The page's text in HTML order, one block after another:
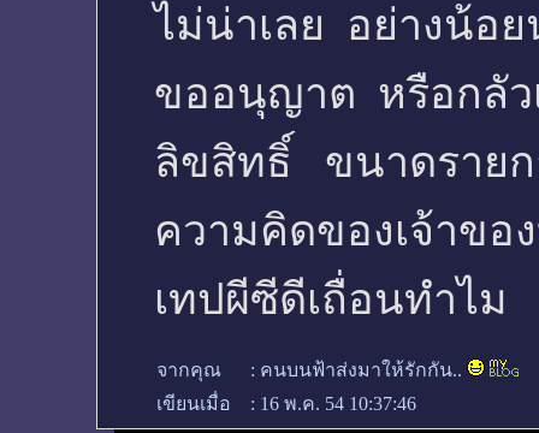
ไม่น่าเลย อย่างน้อ
ขออนุญาต หรือกลัว
ลิขสิทธิ์ ขนาดรายก
ความคิดของเจ้าขอ
เทปผีซีดีเถื่อนทำไม
จากคุณ : คนบนฟ้าส่งมาให้รักกัน..
เขียนเมื่อ
: 16 พ.ค. 54 10:37:46